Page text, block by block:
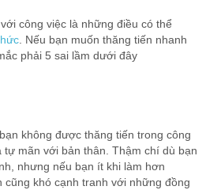
công việc là những điều có thể
. Nếu bạn muốn thăng tiến nhanh
phải 5 sai lầm dưới đây
không được thăng tiến trong công
mãn với bản thân. Thậm chí dù bạn
nhưng nếu bạn ít khi làm hơn
khó cạnh tranh với những đồng